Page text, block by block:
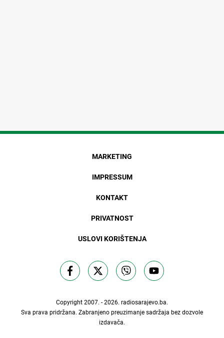
MARKETING
IMPRESSUM
KONTAKT
PRIVATNOST
USLOVI KORIŠTENJA
Copyright 2007. - 2026. radiosarajevo.ba.
Sva prava pridržana. Zabranjeno preuzimanje sadržaja bez dozvole
izdavača.